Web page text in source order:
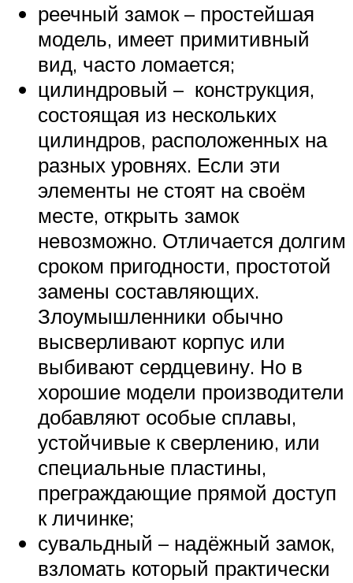
реечный замок – простейшая
модель, имеет примитивный
вид, часто ломается;
цилиндровый – конструкция,
состоящая из нескольких
цилиндров, расположенных на
разных уровнях. Если эти
элементы не стоят на своём
месте, открыть замок
невозможно. Отличается долгим
сроком пригодности, простотой
замены составляющих.
Злоумышленники обычно
высверливают корпус или
выбивают сердцевину. Но в
хорошие модели производители
добавляют особые сплавы,
устойчивые к сверлению, или
специальные пластины,
преграждающие прямой доступ
к личинке;
сувальдный – надёжный замок,
взломать который практически